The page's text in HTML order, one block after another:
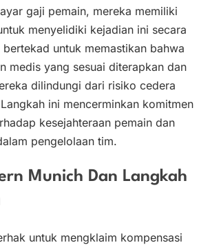
gaji pemain, mereka memiliki
menyelidiki kejadian ini secara
untuk memastikan bahwa
medis yang sesuai diterapkan dan
dilindungi dari risiko cedera
ini mencerminkan komitmen
kesejahteraan pemain dan
pengelolaan tim.
Munich Dan Langkah
untuk mengklaim kompensasi